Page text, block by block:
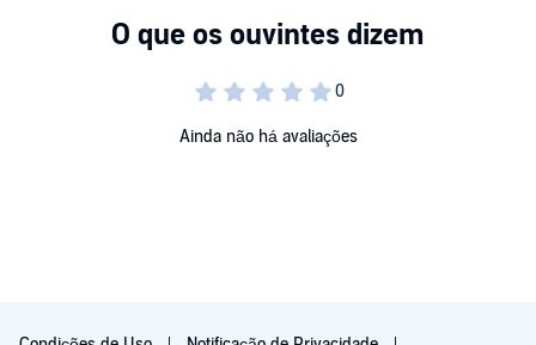
Ainda não há avaliações